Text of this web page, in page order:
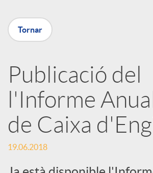
P
u
b
l
i
Tornar
Publicació del
l'Informe
de Caixa
19.06.2018